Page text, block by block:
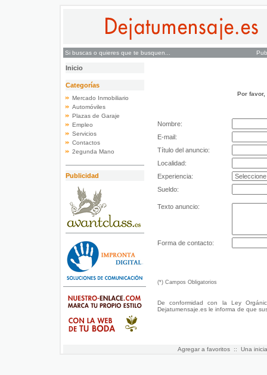
Si buscas o quieres que te busquen...
Inicio
Categorías
Mercado Inmobiliario
Automóviles
Plazas de Garaje
Empleo
Servicios
Contactos
2egunda Mano
Publicidad
Por
Nombre:
E-mail:
Título del anuncio:
Localidad:
Experiencia:
Sueldo:
Texto anuncio:
Forma de contacto:
(*) Campos Obligatorios
De conformidad con la Ley
Dejatumensaje.es le informa de que
Agregar a favoritos :: Una